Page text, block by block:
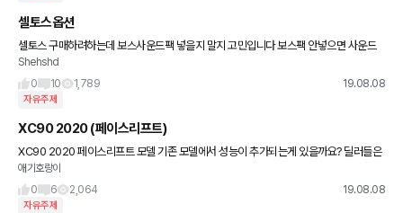
셀토스옵션
셀토스 구매하려하는데 보스사운드팩 넣을지 말지 고민입니다 보스팩 안넣으면 사운드
Shehshd
0
10 1,789 19.08.08
자유주제
XC90 2020 (페이스리프트)
XC90 2020 페이스리프트 모델 기존 모델에서 성능이 추가되는게 있을까요? 딜러들은
성능상 차이 없다는데 인터넷 상으로는 안전 관련 소프트웨어들이 업그레이드 되는 걸로
글들이 올라와있어서 문의
애기호랑이
0
6 2,064 19.08.08
자유주제